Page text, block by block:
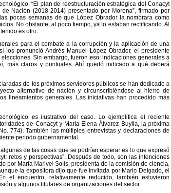
“El plan de reestructuración estratégica del Conacyt
Nación (2018-2014) presentado por Morena”, firmado por
pocas semanas de que López Obrador la nombrara como
No obstante, al poco tiempo, ya lo estaban rectificando. Al
es otro.
para el combate a la corrupción y la aplicación de una
los pronunció Andrés Manuel López Obrador, el presidente
Sin embargo, fueron eso: indicaciones generales a
más claros y puntuales. Ahí quedó indicado a qué deberá
de los próximos servidores públicos se han dedicado a
alternativo de nación y circunscribiéndose al hierro de
lineamientos generales. Las iniciativas han procedido más
es ilustrativo del caso. Lo ejemplifica el reciente
de Conacyt y María Elena Álvarez Buylla, la próxima
774). También las múltiples entrevistas y declaraciones de
periodo gubernamental.
de las cosas que se podrían esperar es lo que expresó
retos y perspectivas”. Después de todo, son las intenciones
por María Marivel Solís, presidenta de la comisión de ciencia,
la expositora dijo que fue invitada por Mario Delgado, el
el encuentro, relativamente reducido, también estuvieron
y algunos titulares de organizaciones del sector.